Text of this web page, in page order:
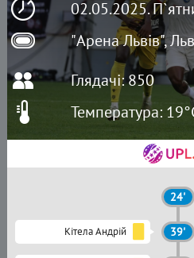
02.05.2025.
"Арена Львів",
Глядачі: 850
Температура:
24'
Кітела Андрій 39'